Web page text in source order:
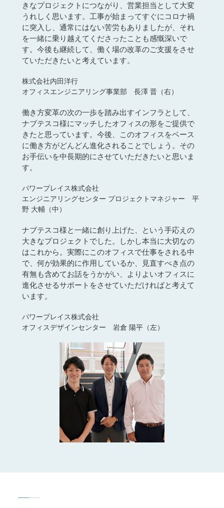
うれしく思います。工事が始まってすぐにコロナ禍
に突入し、通常にはない苦労もありましたが、それ
を一緒に乗り越えてくださったことも感慨深いで
す。今後も継続して、働く場の改革のご支援をさせ
ていただきたいと考えています。
オフィスエンジニアリング事業部 長澤 晋（右）
ナブテスコ様にマッチしたオフィスの形をご提供で
きたと思っています。今後、このオフィスをベース
に働き方がどんどん進化されることでしょう。その
お手伝いを中長期的にさせていただきたいと思いま
す。
エンジニアリングセンター プロジェクトマネジャー 平
野 大輔（中）
大きなプロジェクトでした。しかし本当に大切なの
はこれから。実際にこのオフィスで仕事をされる中
で、何が効果的に作用しているか、見直すべき点の
有無も含めてお話をうかがい、よりよいオフィスに
進化させるサポートをさせていただければと考えて
います。
オフィスデザインセンター 岩倉 陽平（左）